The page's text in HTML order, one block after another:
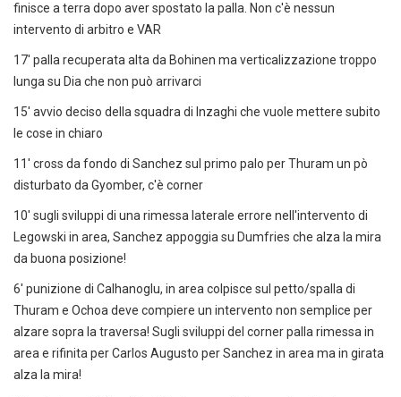
finisce a terra dopo aver spostato la palla. Non c'è nessun
intervento di arbitro e VAR
17' palla recuperata alta da Bohinen ma verticalizzazione troppo
lunga su Dia che non può arrivarci
15' avvio deciso della squadra di Inzaghi che vuole mettere subito
le cose in chiaro
11' cross da fondo di Sanchez sul primo palo per Thuram un pò
disturbato da Gyomber, c'è corner
10' sugli sviluppi di una rimessa laterale errore nell'intervento di
Legowski in area, Sanchez appoggia su Dumfries che alza la mira
da buona posizione!
6' punizione di Calhanoglu, in area colpisce sul petto/spalla di
Thuram e Ochoa deve compiere un intervento non semplice per
alzare sopra la traversa! Sugli sviluppi del corner palla rimessa in
area e rifinita per Carlos Augusto per Sanchez in area ma in girata
alza la mira!